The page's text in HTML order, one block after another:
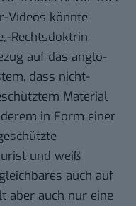
Videos könnte
„-Rechtsdoktrin
auf das anglo-
dass nicht-
Material
in Form einer
und weiß
auch auf
aber auch nur eine